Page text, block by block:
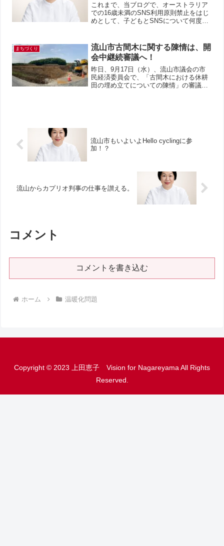
これまで、当ブログで、オーストラリア
での16歳未満のSNS利用原則禁止をはじ
めとして、子どもとSNSについて何度も
を開催、サービス利用時の年齢制限の導
入の是非を検討す...
まちづくり
流山市古間木に関する陳情は、開
会中継続審議へ！
昨日、9月17日（水）、流山市議会の市
民経済委員会で、「古間木における休耕
田の埋め立てについての陳情」の審議を
流山市もいよいよHello cyclingに参
加！？
流山からカプリオ判事の仕事を讃える。
コメント
コメントを書き込む
ホーム 温暖化問題
Copyright © 2023 上田恵子 Vision for Nagareyama All Rights
Reserved.